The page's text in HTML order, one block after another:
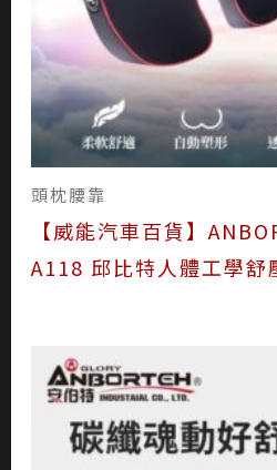
頭枕腰靠
【威能汽車百貨】
A118 邱比特人體工學舒